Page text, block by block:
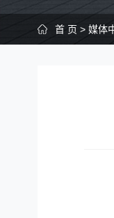
首 页> 媒体